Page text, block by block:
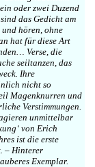
oder zwei Duzend
das Gedicht am
und hören, ohne
hat für diese Art
Verse, die
seiltanzen, das
Ihre
nicht so
Magenknurren und
Verstimmungen.
unmittelbar
von Erich
ist die erste
– Hinterer
Exemplar.